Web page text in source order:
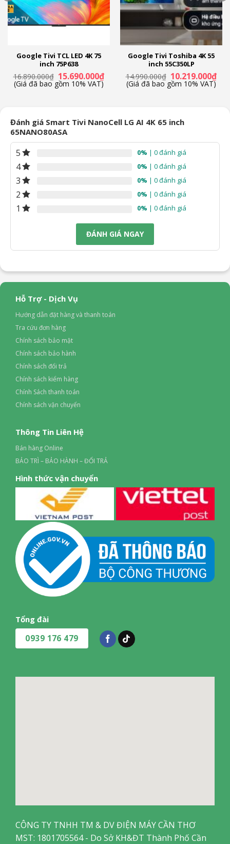
Google Tivi TCL LED 4K 75
inch 75P638
16.890.000₫ Giá
gốc
là:
15.690.000₫Giá
(Giá đã bao gồm 10% VAT)
Google Tivi Toshiba 4K 55
inch 55C350LP
14.990.000₫ Giá
gốc
là:
10.219.000₫Giá
(Giá đã bao gồm 10% VAT)
Đánh giá Smart Tivi NanoCell LG AI 4K 65 inch
65NANO80ASA
5 0% | 0 đánh giá
4 0% | 0 đánh giá
3 0% | 0 đánh giá
2 0% | 0 đánh giá
1 0% | 0 đánh giá
ĐÁNH GIÁ NGAY
Hỗ Trợ - Dịch Vụ
Hướng dẫn đặt hàng và thanh toán
Tra cứu đơn hàng
Chính sách bảo mật
Chính sách bảo hành
Chính sách đổi trả
Chính sách kiểm hàng
Chính Sách thanh toán
Chính sách vận chuyển
Thông Tin Liên Hệ
Bán hàng Online
BẢO TRÌ – BẢO HÀNH – ĐỔI TRẢ
Hình thức vận chuyển
Tổng đài
0939 176 479
CÔNG TY TNHH TM & DV ĐIỆN MÁY CẦN THƠ
MST: 1801705564 - Do Sở KH&ĐT Thành Phố Cần